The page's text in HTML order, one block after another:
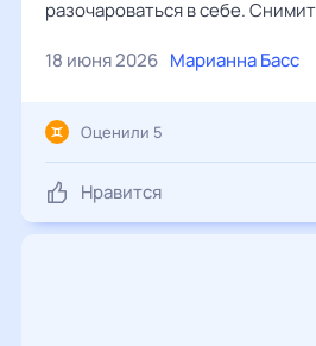
разочароваться в себе.
18 июня 2026 Марианна Басс
Нравится
Оценили 5